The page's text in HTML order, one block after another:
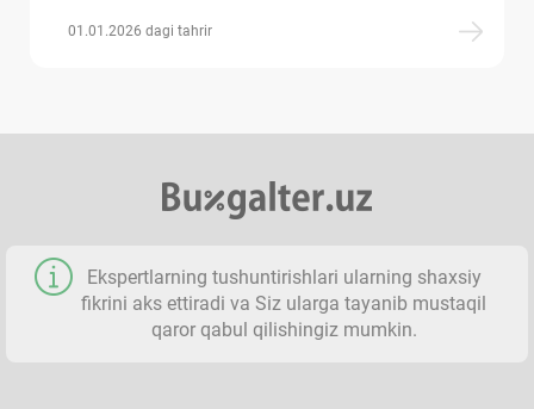
01.01.2026 dagi tahrir
Ekspertlarning tushuntirishlari ularning shaхsiy
fikrini aks ettiradi va Siz ularga tayanib mustaqil
qaror qabul qilishingiz mumkin.